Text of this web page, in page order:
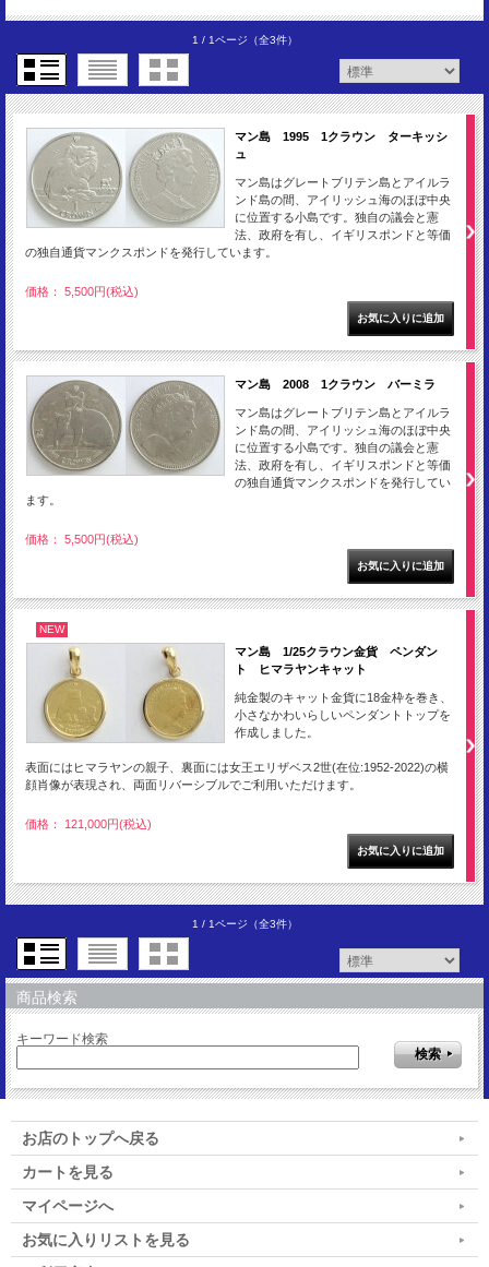
1 / 1ページ （全3件）
マン島 1995 1クラウン ターキッシ
ュ
マン島はグレートブリテン島とアイルラ
ンド島の間、アイリッシュ海のほぼ中央
に位置する小島です。独自の議会と憲
法、政府を有し、イギリスポンドと等価
の独自通貨マンクスポンドを発行しています。
価格： 5,500円(税込)
マン島 2008 1クラウン バーミラ
マン島はグレートブリテン島とアイルラ
ンド島の間、アイリッシュ海のほぼ中央
に位置する小島です。独自の議会と憲
法、政府を有し、イギリスポンドと等価
の独自通貨マンクスポンドを発行してい
ます。
価格： 5,500円(税込)
NEW
マン島 1/25クラウン金貨 ペンダン
ト ヒマラヤンキャット
純金製のキャット金貨に18金枠を巻き、
小さなかわいらしいペンダントトップを
作成しました。
表面にはヒマラヤンの親子、裏面には女王エリザベス2世(在位:1952-2022)の横
顔肖像が表現され、両面リバーシブルでご利用いただけます。
価格： 121,000円(税込)
1 / 1ページ （全3件）
商品検索
キーワード検索
お店のトップへ戻る
カートを見る
マイページへ
お気に入りリストを見る